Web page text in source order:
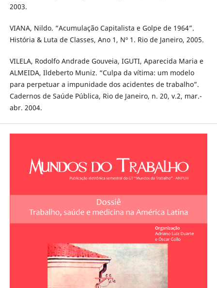
2003.
VIANA, Nildo. “Acumulação Capitalista e Golpe de 1964”.
História & Luta de Classes, Ano 1, Nº 1. Rio de Janeiro, 2005.
VILELA, Rodolfo Andrade Gouveia, IGUTI, Aparecida Maria e
ALMEIDA, Ildeberto Muniz. “Culpa da vítima: um modelo
para perpetuar a impunidade dos acidentes de trabalho”.
Cadernos de Saúde Pública, Rio de Janeiro, n. 20, v.2, mar.-
abr. 2004.